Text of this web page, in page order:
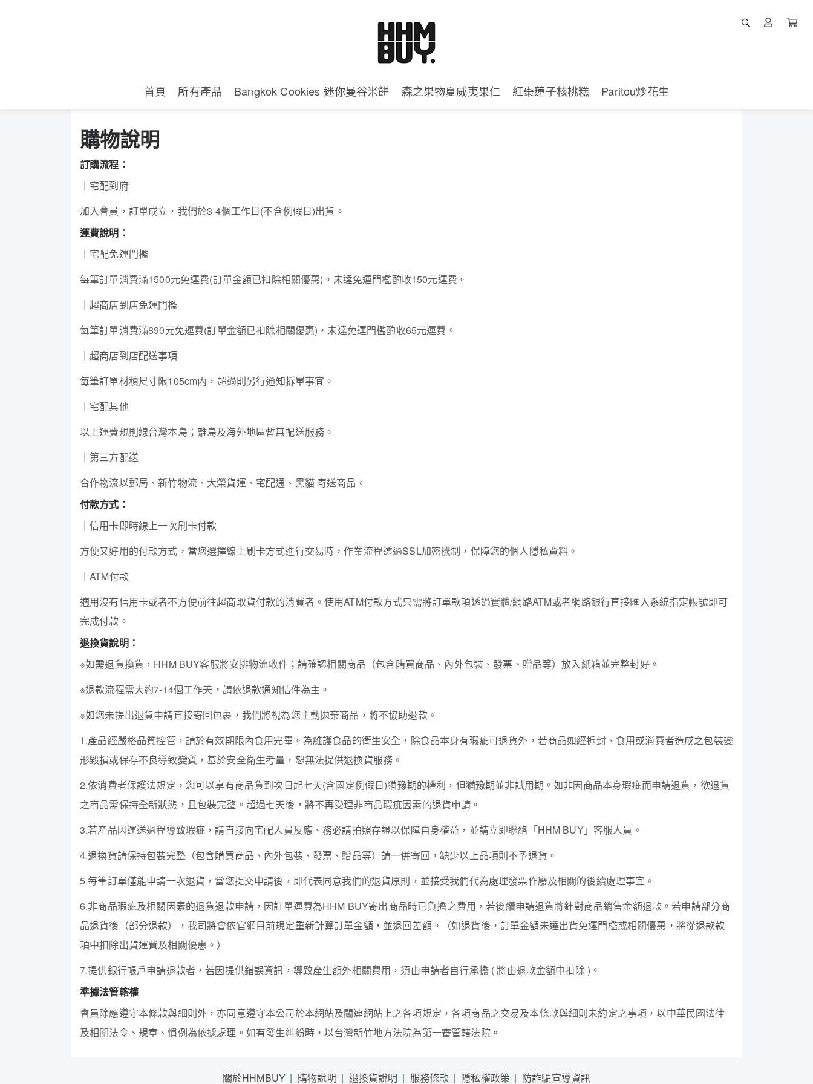
首頁 所有產品 Bangkok Cookies 迷你曼谷米餅 森之果物夏威夷果仁 紅棗蓮子核桃糕 Paritou炒花生
購物說明
訂購流程：
｜宅配到府
加入會員，訂單成立，我們於3-4個工作日(不含例假日)出貨。
運費說明：
｜宅配免運門檻
每筆訂單消費滿1500元免運費(訂單金額已扣除相關優惠)。未達免運門檻酌收150元運費。
｜超商店到店免運門檻
每筆訂單消費滿890元免運費(訂單金額已扣除相關優惠)，未達免運門檻酌收65元運費。
｜超商店到店配送事項
每筆訂單材積尺寸限105cm內，超過則另行通知拆單事宜。
｜宅配其他
以上運費規則線台灣本島；離島及海外地區暫無配送服務。
｜第三方配送
合作物流以郵局、新竹物流、大榮貨運、宅配通、黑貓 寄送商品。
付款方式：
｜信用卡即時線上一次刷卡付款
方便又好用的付款方式，當您選擇線上刷卡方式進行交易時，作業流程透過SSL加密機制，保障您的個人隱私資料。
｜ATM付款
適用沒有信用卡或者不方便前往超商取貨付款的消費者。使用ATM付款方式只需將訂單款項透過實體/網路ATM或者網路銀行直接匯入系統指定帳號即可
完成付款。
退換貨說明：
※如需退貨換貨，HHM BUY客服將安排物流收件；請確認相關商品（包含購買商品、內外包裝、發票、贈品等）放入紙箱並完整封好。
※退款流程需大約7-14個工作天，請依退款通知信件為主。
※如您未提出退貨申請直接寄回包裹，我們將視為您主動拋棄商品，將不協助退款。
1.產品經嚴格品質控管，請於有效期限內食用完畢。為維護食品的衛生安全，除食品本身有瑕疵可退貨外，若商品如經拆封、食用或消費者造成之包裝變
形毀損或保存不良導致變質，基於安全衛生考量，恕無法提供退換貨服務。
2.依消費者保護法規定，您可以享有商品貨到次日起七天(含國定例假日)猶豫期的權利，但猶豫期並非試用期。如非因商品本身瑕疵而申請退貨，欲退貨
之商品需保持全新狀態，且包裝完整。超過七天後，將不再受理非商品瑕疵因素的退貨申請。
3.若產品因運送過程導致瑕疵，請直接向宅配人員反應、務必請拍照存證以保障自身權益，並請立即聯絡「HHM BUY」客服人員。
4.退換貨請保持包裝完整（包含購買商品、內外包裝、發票、贈品等）請一併寄回，缺少以上品項則不予退貨。
5.每筆訂單僅能申請一次退貨，當您提交申請後，即代表同意我們的退貨原則，並接受我們代為處理發票作廢及相關的後續處理事宜。
6.非商品瑕疵及相關因素的退貨退款申請，因訂單運費為HHM BUY寄出商品時已負擔之費用，若後續申請退貨將針對商品銷售金額退款。若申請部分商
品退貨後（部分退款），我司將會依官網目前規定重新計算訂單金額，並退回差額。（如退貨後，訂單金額未達出貨免運門檻或相關優惠，將從退款款
項中扣除出貨運費及相關優惠。）
7.提供銀行帳戶申請退款者，若因提供錯誤資訊，導致產生額外相關費用，須由申請者自行承擔 ( 將由退款金額中扣除 )。
準據法管轄權
會員除應遵守本條款與細則外，亦同意遵守本公司於本網站及關連網站上之各項規定，各項商品之交易及本條款與細則未約定之事項，以中華民國法律
及相關法令、規章、慣例為依據處理。如有發生糾紛時，以台灣新竹地方法院為第一審管轄法院。
關於HHMBUY 購物說明 退換貨說明 服務條款 隱私權政策 防詐騙宣導資訊